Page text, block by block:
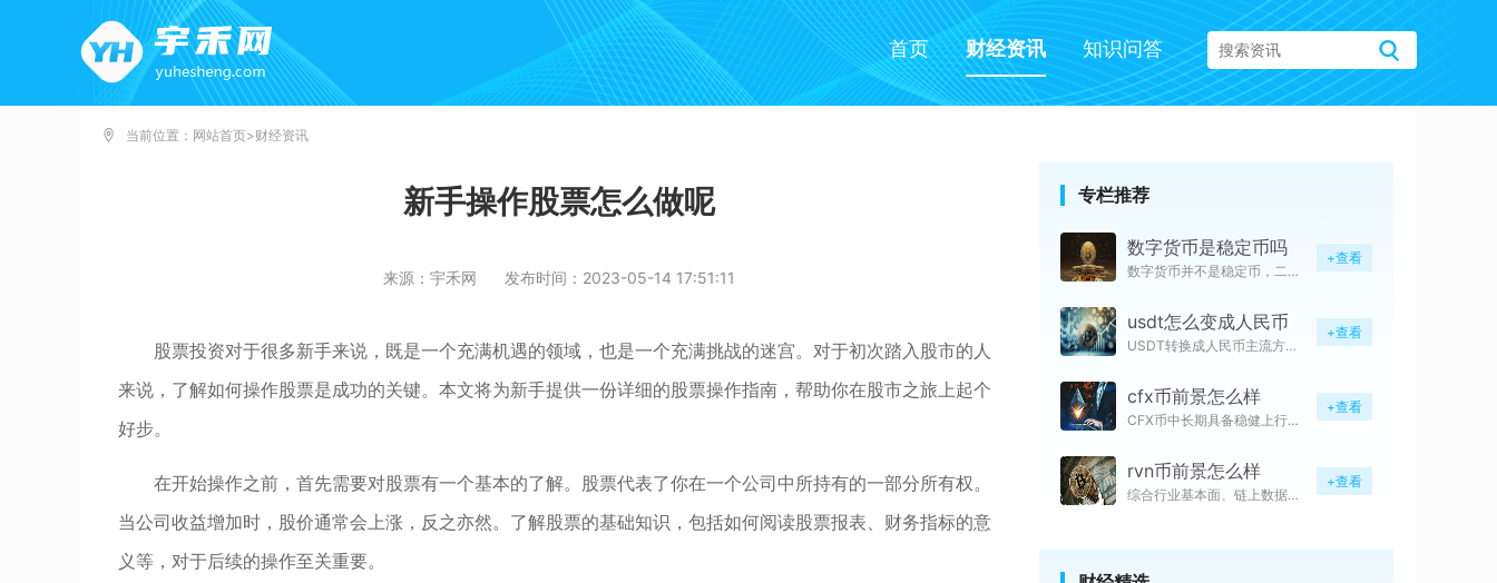
首页 财经资讯 知识问答
当前位置： 网站首页>财经资讯
新手操作股票怎么做呢
来源：宇禾网 发布时间：2023-05-14 17:51:11
股票投资对于很多新手来说，既是一个充满机遇的领域，也是一个充满挑战的迷宫。对于初次踏入股市的人
来说，了解如何操作股票是成功的关键。本文将为新手提供一份详细的股票操作指南，帮助你在股市之旅上起个
好步。
在开始操作之前，首先需要对股票有一个基本的了解。股票代表了你在一个公司中所持有的一部分所有权。
当公司收益增加时，股价通常会上涨，反之亦然。了解股票的基础知识，包括如何阅读股票报表、财务指标的意
义等，对于后续的操作至关重要。
专栏推荐
数字货币是稳定币吗
数字货币并不是稳定币，二者属于
+查看
usdt怎么变成人民币
USDT转换成人民币主流方式依
+查看
cfx币前景怎么样
CFX币中长期具备稳健上行潜力
+查看
rvn币前景怎么样
综合行业基本面、链上数据与市场
+查看